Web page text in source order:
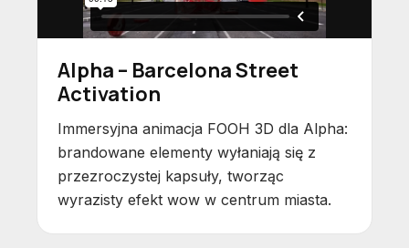
Alpha – Barcelona Street
Activation
Immersyjna animacja FOOH 3D dla Alpha:
brandowane elementy wyłaniają się z
przezroczystej kapsuły, tworząc
wyrazisty efekt wow w centrum miasta.